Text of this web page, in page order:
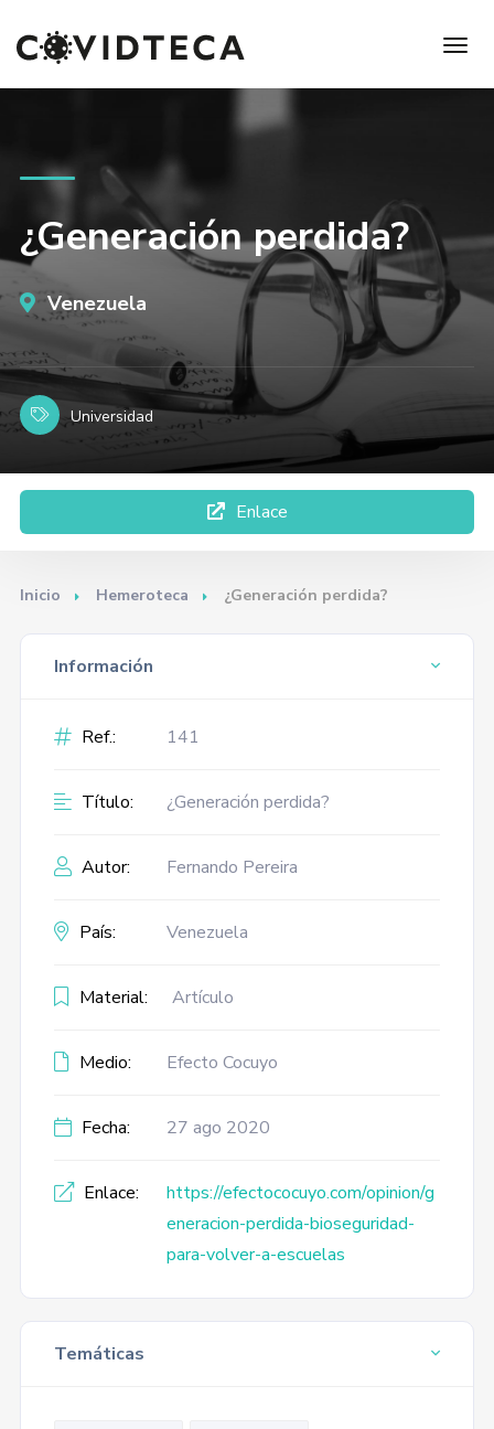
¿Generación perdida?
Venezuela
Universidad
Enlace
Inicio Hemeroteca ¿Generación perdida?
Información
Ref.: 141
Título: ¿Generación perdida?
Autor: Fernando Pereira
País: Venezuela
Material: Artículo
Medio: Efecto Cocuyo
Fecha: 27 ago 2020
Enlace:
https://efectococuyo.com/opinion/g
eneracion-perdida-bioseguridad-
para-volver-a-escuelas
Temáticas